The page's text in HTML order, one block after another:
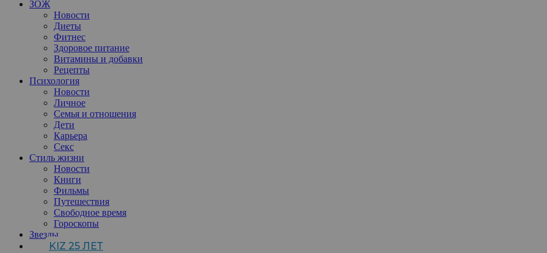
ЗОЖ
Новости
Диеты
Фитнес
Здоровое питание
Витамины и добавки
Рецепты
Психология
Новости
Личное
Семья и отношения
Дети
Карьера
Секс
Стиль жизни
Новости
Книги
Фильмы
Путешествия
Свободное время
Гороскопы
Звезды
KIZ 25 ЛЕТ